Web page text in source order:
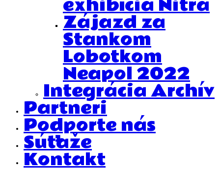
exhibícia Nitra
Zájazd za
Stankom
Lobotkom
Neapol 2022
Integrácia Archív
Partneri
Podporte nás
Súťaže
Kontakt